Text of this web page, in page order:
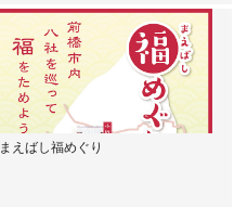
まえばし福めぐり